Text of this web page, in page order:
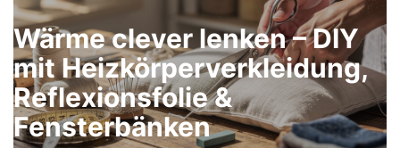
Wärme clever lenken – DIY
mit Heizkörperverkleidung,
Reflexionsfolie &
Fensterbänken